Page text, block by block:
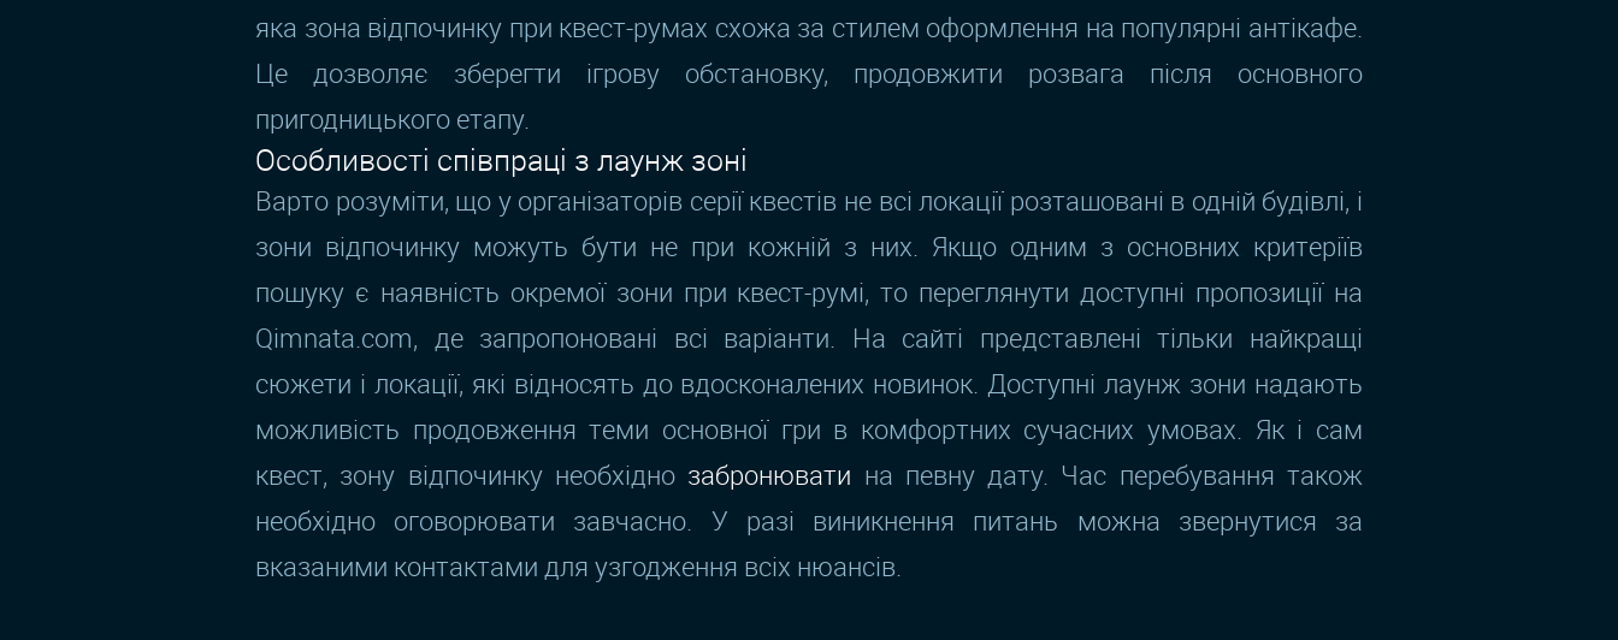
яка зона відпочинку при квест-румах схожа за стилем оформлення на популярні антікафе.
Це дозволяє зберегти ігрову обстановку, продовжити розвага після основного
пригодницького етапу.
Особливості співпраці з лаунж зоні
Варто розуміти, що у організаторів серії квестів не всі локації розташовані в одній будівлі, і
зони відпочинку можуть бути не при кожній з них. Якщо одним з основних критеріїв
пошуку є наявність окремої зони при квест-румі, то переглянути доступні пропозиції на
Qimnata.com, де запропоновані всі варіанти. На сайті представлені тільки найкращі
сюжети і локації, які відносять до вдосконалених новинок. Доступні лаунж зони надають
можливість продовження теми основної гри в комфортних сучасних умовах. Як і сам
квест, зону відпочинку необхідно забронювати на певну дату. Час перебування також
необхідно оговорювати завчасно. У разі виникнення питань можна звернутися за
вказаними контактами для узгодження всіх нюансів.